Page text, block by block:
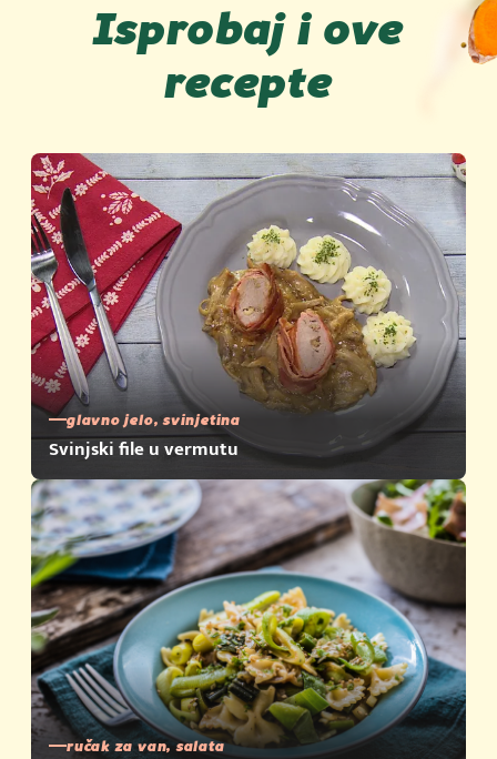
Isprobaj i ove
recepte
glavno jelo, svinjetina
Svinjski file u vermutu
ručak za van, salata